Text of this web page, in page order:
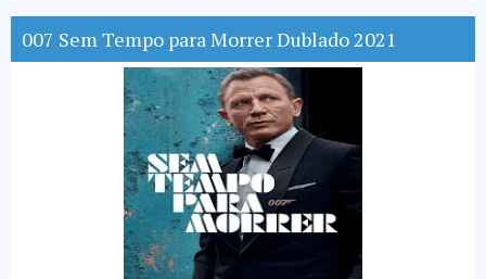
007 Sem Tempo para Morrer Dublado 2021